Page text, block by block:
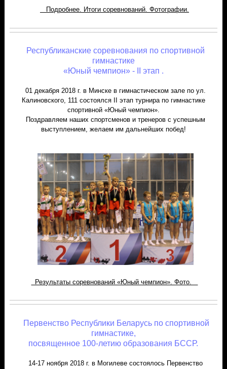
Подробнее. Итоги соревнований. Фотографии.
Республиканские соревнования по спортивной
гимнастике
«Юный чемпион» - II этап .
01 декабря 2018 г. в Минске в гимнастическом зале по ул.
Калиновского, 111 состоялся II этап турнира по гимнастике
спортивной «Юный чемпион».
Поздравляем наших спортсменов и тренеров с успешным
выступлением, желаем им дальнейших побед!
Результаты соревнований «Юный чемпион». Фото.
Первенство Республики Беларусь по спортивной
гимнастике,
посвященное 100-летию образования БССР.
14-17 ноября 2018 г. в Могилеве состоялось Первенство